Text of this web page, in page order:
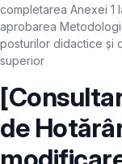
completarea Anexei 1
aprobarea
posturilor didactice și
superior
de